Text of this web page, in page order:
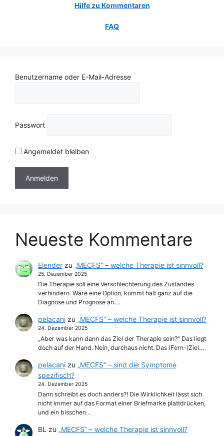
Hilfe zu Kommentaren
FAQ
Benutzername oder E-Mail-Adresse
Passwort
Angemeldet bleiben
Neueste Kommentare
Elenderzu „MECFS“ – welche Therapie ist sinnvoll?
25. Dezember 2025
Die Therapie soll eine Verschlechterung des Zustandes
verhindern. Wäre eine Option, kommt halt ganz auf die
Diagnose und Prognose an.…
pelacanizu „MECFS“ – welche Therapie ist sinnvoll?
24. Dezember 2025
„Aber was kann dann das Ziel der Therapie sein?“ Das liegt
doch auf der Hand. Nein, durchaus nicht. Das (Fern-)Ziel…
pelacanizu „MECFS“ – sind die Symptome
spezifisch?
24. Dezember 2025
Dann schreibt es doch anders?! Die Wirklichkeit lässt sich
nicht immer auf das Format einer Briefmarke plattdrücken,
und ein bisschen…
BL zu „MECFS“ – welche Therapie ist sinnvoll?